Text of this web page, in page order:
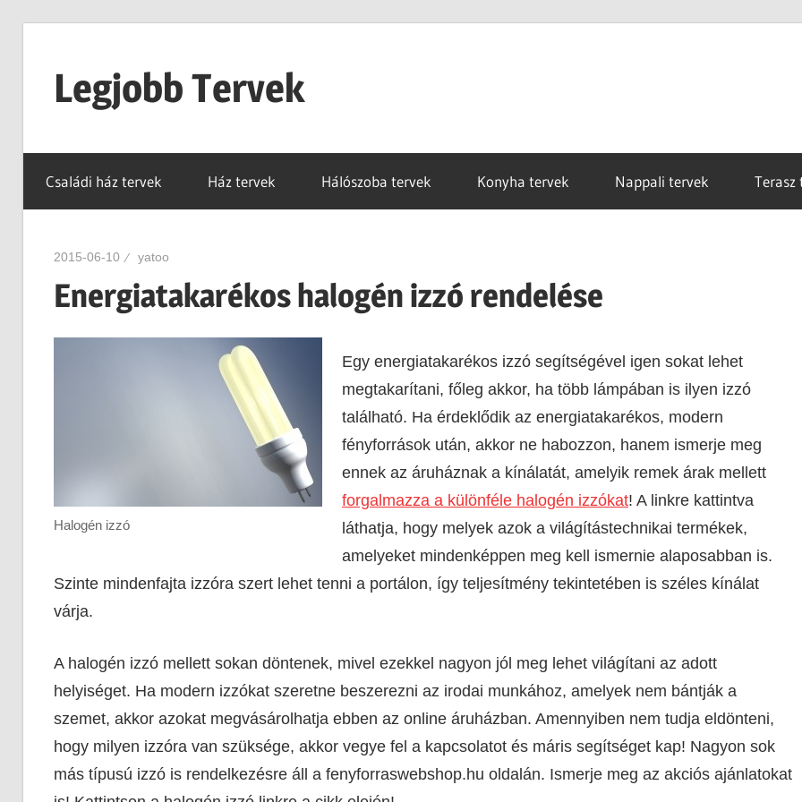
Legjobb Tervek
mindig
van
egy
tervünk…!
Családi ház tervek Ház tervek Hálószoba tervek Konyha tervek Nappali tervek Terasz
2015-06-10 yatoo
Energiatakarékos halogén izzó rendelése
Halogén izzó
Egy energiatakarékos izzó segítségével igen sokat lehet
megtakarítani, főleg akkor, ha több lámpában is ilyen izzó
található. Ha érdeklődik az energiatakarékos, modern
fényforrások után, akkor ne habozzon, hanem ismerje meg
ennek az áruháznak a kínálatát, amelyik remek árak mellett
forgalmazza a különféle halogén izzókat! A linkre kattintva
láthatja, hogy melyek azok a világítástechnikai termékek,
amelyeket mindenképpen meg kell ismernie alaposabban is.
Szinte mindenfajta izzóra szert lehet tenni a portálon, így teljesítmény tekintetében is széles kínálat
várja.
A halogén izzó mellett sokan döntenek, mivel ezekkel nagyon jól meg lehet világítani az adott
helyiséget. Ha modern izzókat szeretne beszerezni az irodai munkához, amelyek nem bántják a
szemet, akkor azokat megvásárolhatja ebben az online áruházban. Amennyiben nem tudja eldönteni,
hogy milyen izzóra van szüksége, akkor vegye fel a kapcsolatot és máris segítséget kap! Nagyon sok
más típusú izzó is rendelkezésre áll a fenyforraswebshop.hu oldalán. Ismerje meg az akciós ajánlatokat